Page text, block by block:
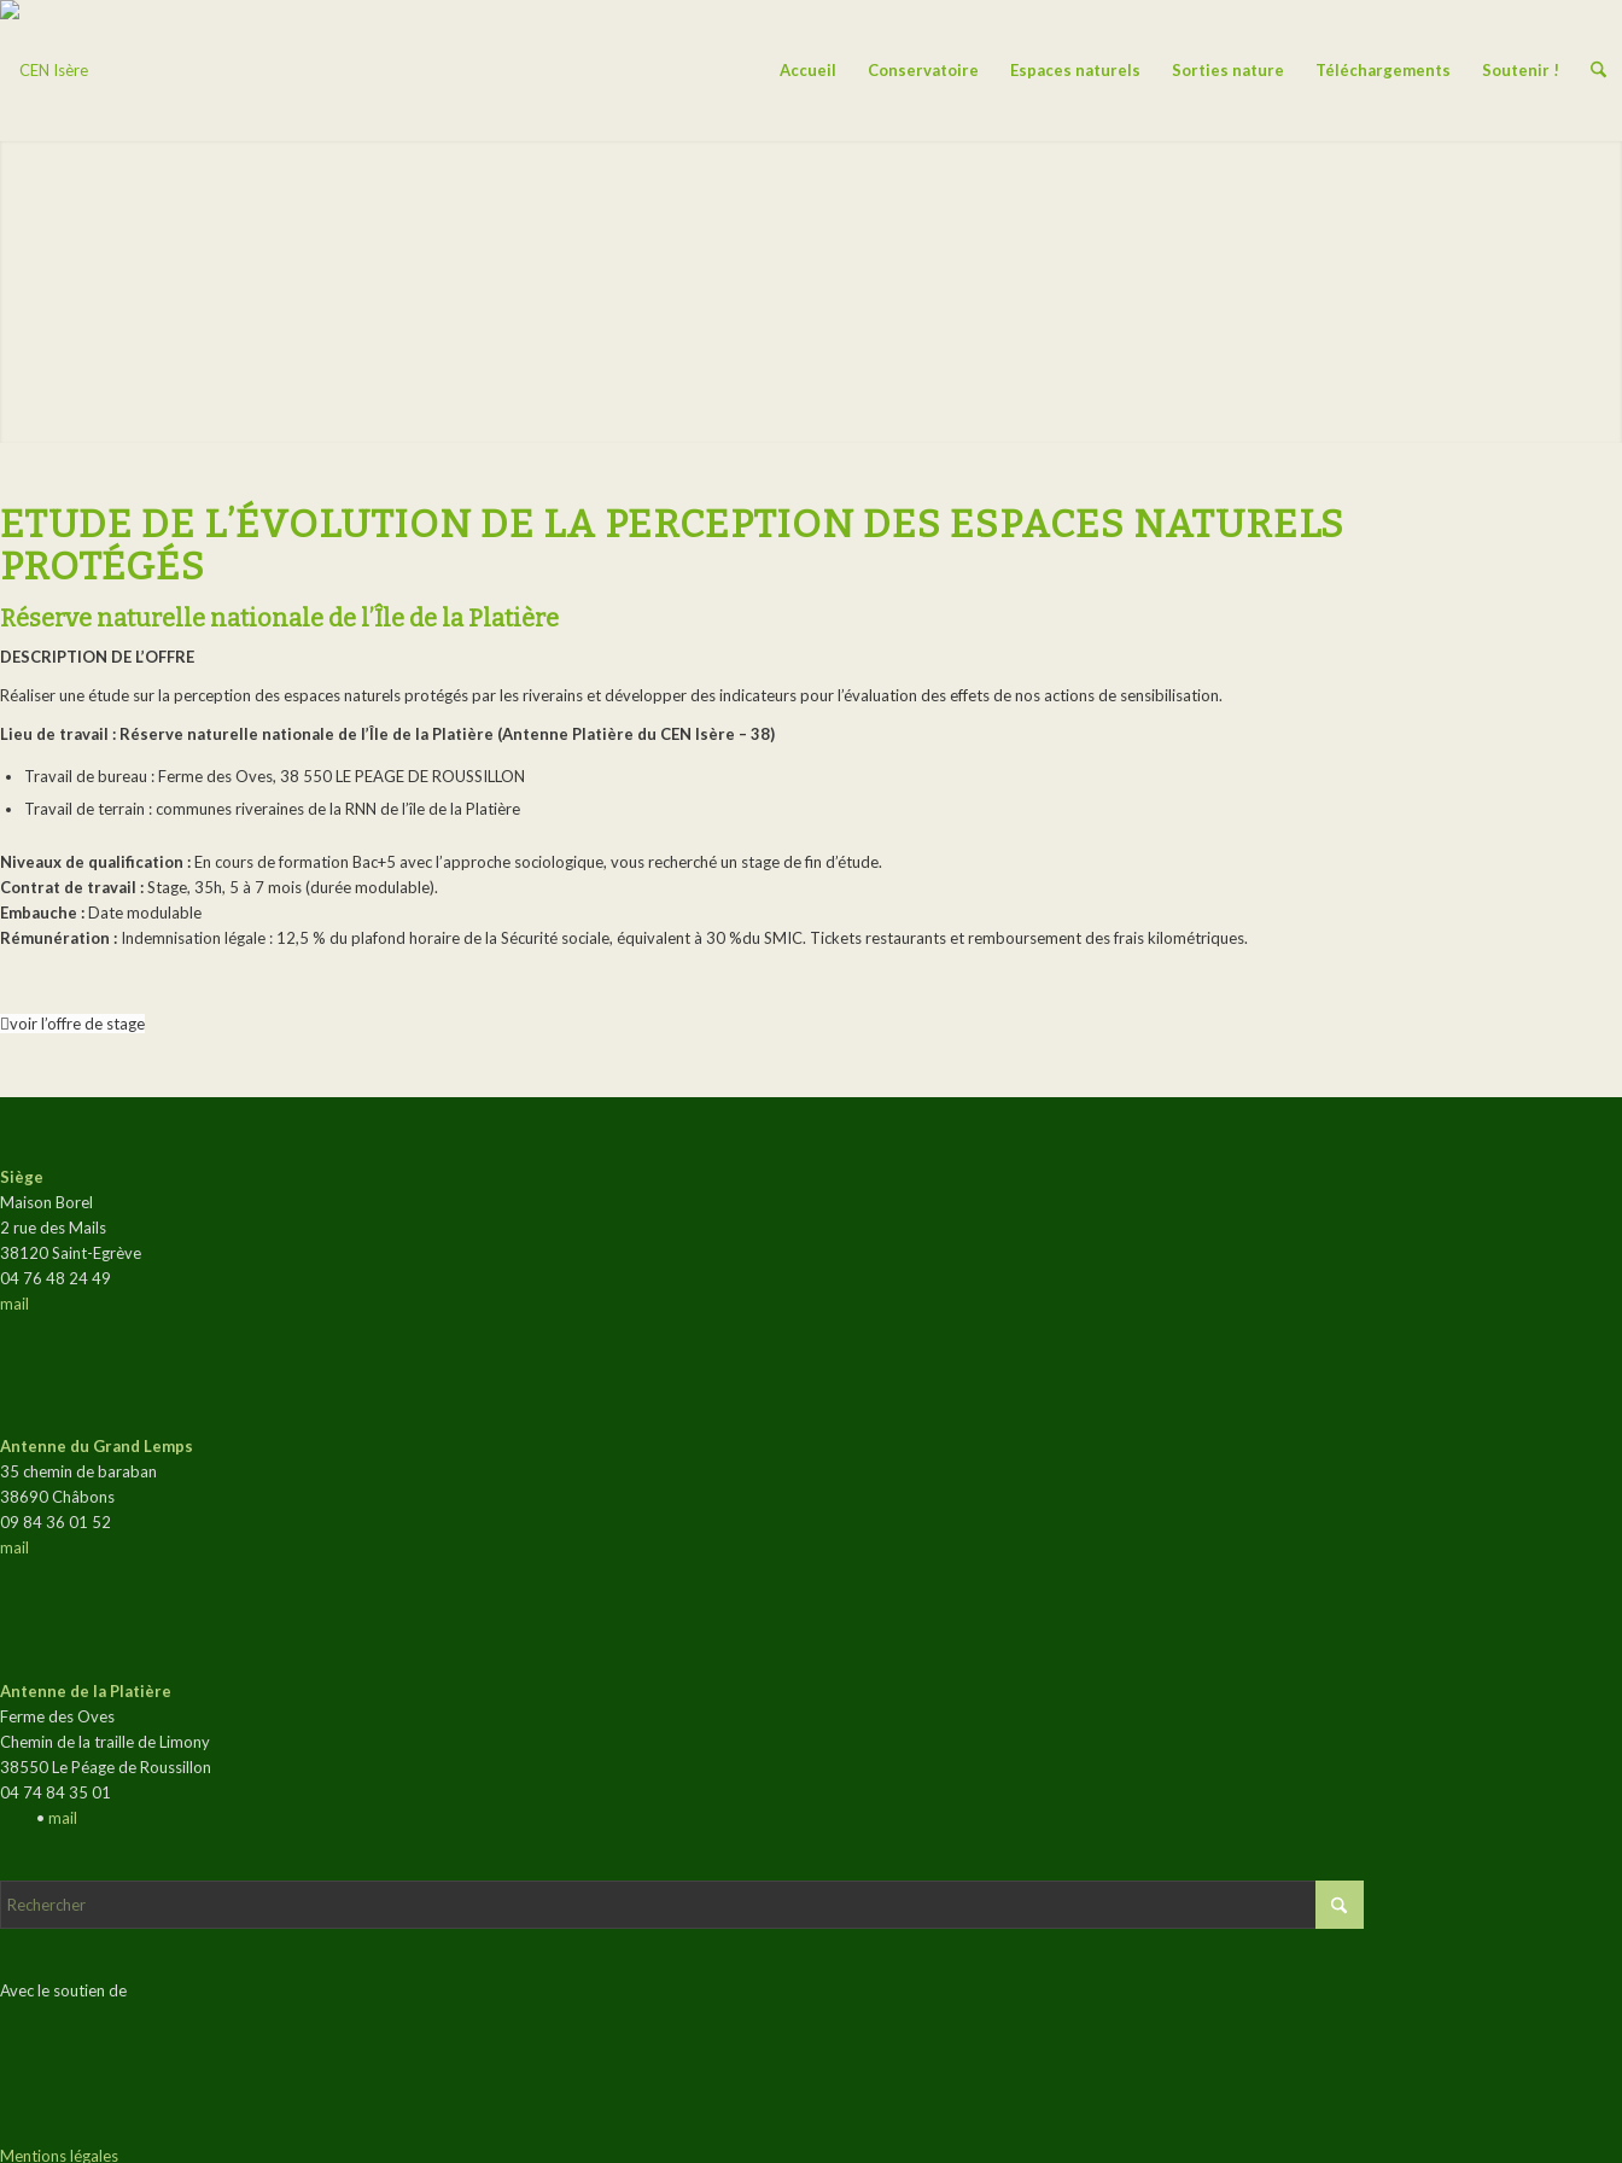
Accueil Conservatoire Espaces naturels Sorties nature Téléchargements Soutenir !
ETUDE DE L’ÉVOLUTION DE LA PERCEPTION DES ESPACES NATURELS
PROTÉGÉS
Réserve naturelle nationale de l’Île de la Platière
DESCRIPTION DE L’OFFRE
Réaliser une étude sur la perception des espaces naturels protégés par les riverains et développer des indicateurs pour l’évaluation des effets de nos actions de sensibilisation.
Lieu de travail : Réserve naturelle nationale de l’Île de la Platière (Antenne Platière du CEN Isère – 38)
Travail de bureau : Ferme des Oves, 38 550 LE PEAGE DE ROUSSILLON
Travail de terrain : communes riveraines de la RNN de l’île de la Platière
Niveaux de qualification :En cours de formation Bac+5 avec l’approche sociologique, vous recherché un stage de fin d’étude.
Contrat de travail :Stage, 35h, 5 à 7 mois (durée modulable).
Embauche :Date modulable
Rémunération : Indemnisation légale : 12,5 % du plafond horaire de la Sécurité sociale, équivalent à 30 %du SMIC. Tickets restaurants et remboursement des frais kilométriques.
voir l’offre de stage
Siège
Maison Borel
2 rue des Mails
38120 Saint-Egrève
04 76 48 24 49
mail
Antenne du Grand Lemps
35 chemin de baraban
38690 Châbons
09 84 36 01 52
mail
Antenne de la Platière
Ferme des Oves
Chemin de la traille de Limony
38550 Le Péage de Roussillon
04 74 84 35 01
• mail
Avec le soutien de
Mentions légales